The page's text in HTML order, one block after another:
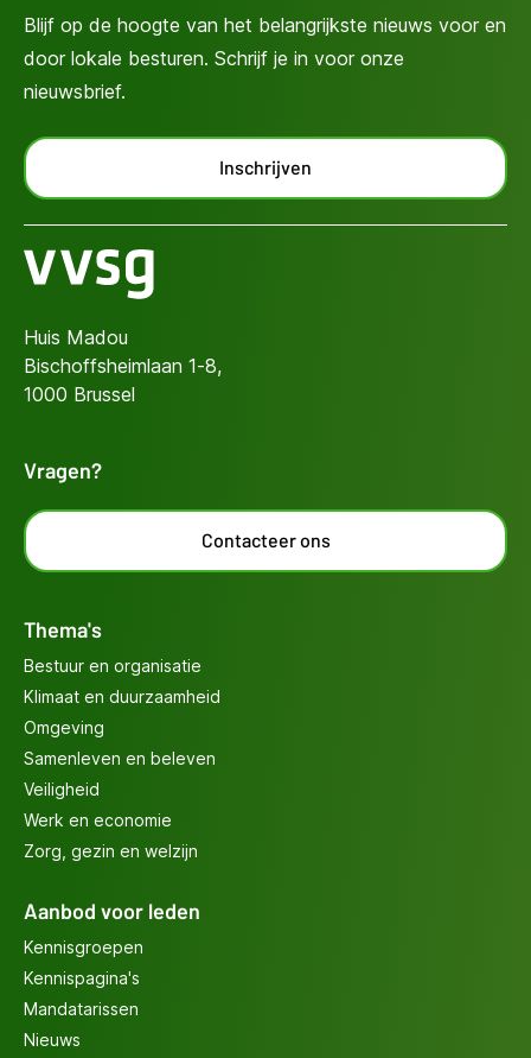
Blijf op de hoogte van het belangrijkste nieuws voor en
door lokale besturen. Schrijf je in voor onze
nieuwsbrief.
Inschrijven
Huis Madou
Bischoffsheimlaan 1-8,
1000 Brussel
Vragen?
Contacteer ons
Thema's
Bestuur en organisatie
Klimaat en duurzaamheid
Omgeving
Samenleven en beleven
Veiligheid
Werk en economie
Zorg, gezin en welzijn
Aanbod voor leden
Kennisgroepen
Kennispagina's
Mandatarissen
Nieuws